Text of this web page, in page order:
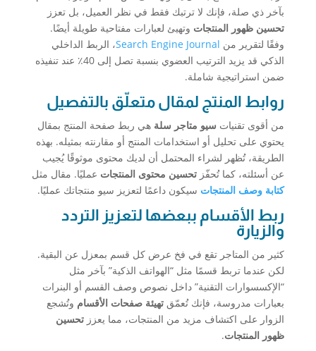
بآخر ذي صلة، فإنك لا ترتبك فقط في نظر العميل، بل تعزز
تحسين ظهور المنتجات وتهيئ لعبارات مفتاحية طويلة أيضًا.
وفقًا لتقرير من Search Engine Journal، الربط الداخلي
الذكي قد يزيد الترتيب العضوي بنسبة تصل إلى 40٪ عند تنفيذه
ضمن استراتيجية شاملة.
روابط المنتج لمقال متعلّق بالتفصيل
من أقوى تقنيات سيو متاجر سلة هي ربط صفحة المنتج بمقال
يحتوي على تحليل أو استخدامات المنتج أو مقارنته بمثيله. بهذه
الطريقة، تُظهر لشراء المحتمل أن لديك محتوى موثوقًا يُجيب
عن أسئلته، كما تُحفّز تحسين محتوى المنتجات عمليًا. مقال مثل
كتابة وصف المنتجات سيكون داعمًا لتعزيز سيو منتجاتك عمليًا.
ربط الأقسام ببعضها لتعزيز التردد
والزيارة
كثير من المتاجر تقع في فخ عرض كل قسم بمعزل عن البقية.
لكن عندما تربط قسمًا مثل “الهواتف الذكية” بآخر مثل
“الإكسسوارات التقنية” داخل نصوص وصف القسم أو البنرات
بعبارات مدروسة، فإنك تُعمّق تهيئة صفحات الأقسام وتُشجع
الزوار على اكتشاف مزيد من المنتجات، مما يعزز تحسين
ظهور المنتجات.